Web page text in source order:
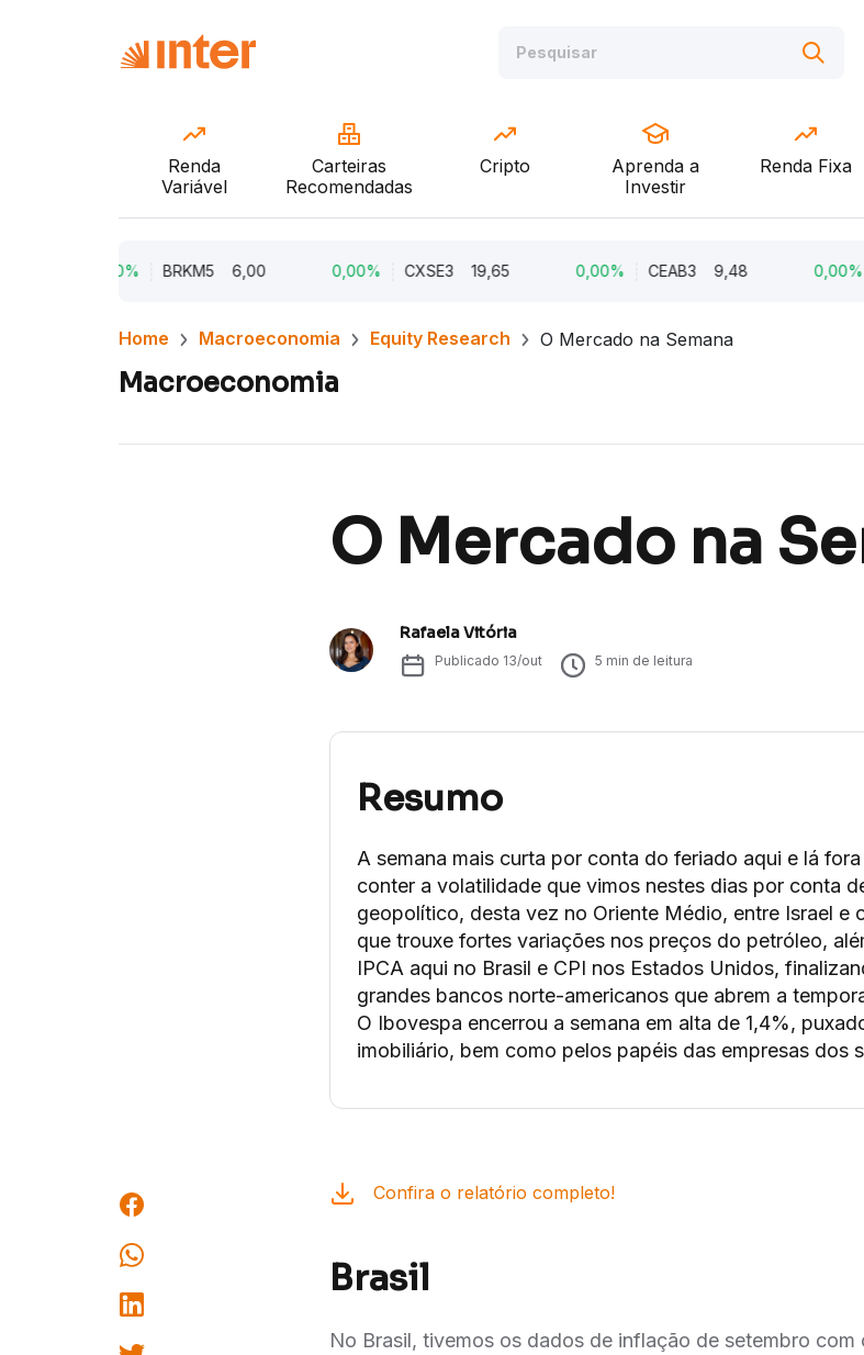
Renda
Variável
Carteiras
Recomendadas
Cripto
Aprenda a
Investir
Renda Fixa
BRKM5 6,00 0,00% CXSE3 19,65 0,00% CEAB3 9,48 0,00%
Home Macroeconomia Equity Research O Mercado na Semana
Macroeconomia
O Mercado na
Rafaela Vitória
Publicado 13/out 5 min de leitura
Resumo
A semana mais curta por conta do feriado aqui e lá
conter a volatilidade que vimos nestes dias por conta
geopolítico, desta vez no Oriente Médio, entre Israel e
que trouxe fortes variações nos preços do petróleo,
IPCA aqui no Brasil e CPI nos Estados Unidos,
grandes bancos norte-americanos que abrem a
O Ibovespa encerrou a semana em alta de 1,4%,
imobiliário, bem como pelos papéis das empresas dos
Confira o relatório completo!
Brasil
No Brasil, tivemos os dados de inflação de setembro